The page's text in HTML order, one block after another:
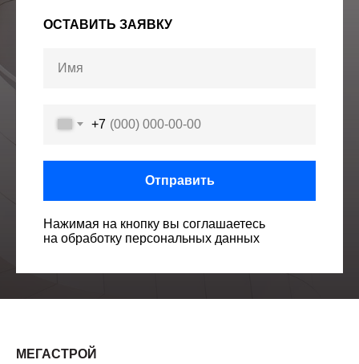
ОСТАВИТЬ ЗАЯВКУ
+7
Отправить
Нажимая на кнопку вы соглашаетесь
на обработку персональных данных
МЕГАСТРОЙ